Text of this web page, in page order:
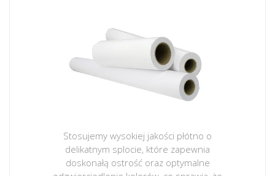
Stosujemy wysokiej jakości płótno o
delikatnym splocie, które zapewnia
doskonałą ostrość oraz optymalne